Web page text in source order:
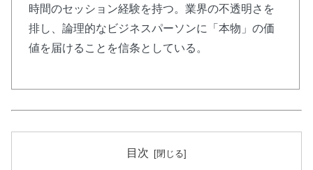
📝 「気づきノート」活用の ワーク
💰完全 無料 ・ワーク形式で学習
潜在能力を引き出し、内なる魅力を開花させ
る「気づきノート」活用法。弱さを強みに変
時間のセッション経験を持つ。業界の不透明さを
排し、論理的なビジネスパーソンに「本物」の価
値を届けることを信条としている。
目次